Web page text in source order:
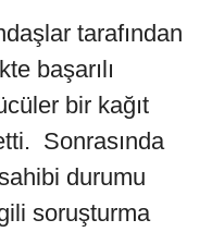
tarafından
başarılı
bir kağıt
Sonrasında
durumu
soruşturma